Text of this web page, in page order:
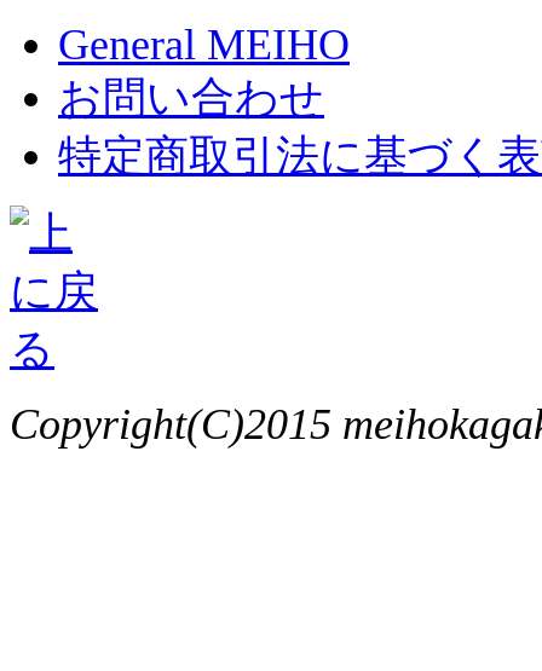
General MEIHO
お問い合わせ
特定商取引法に基づく
Copyright(C)2015